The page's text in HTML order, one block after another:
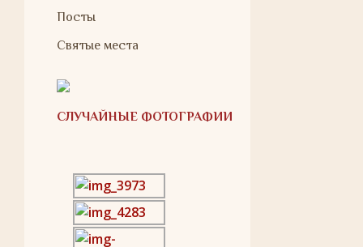
Посты
Святые места
СЛУЧАЙНЫЕ ФОТОГРАФИИ